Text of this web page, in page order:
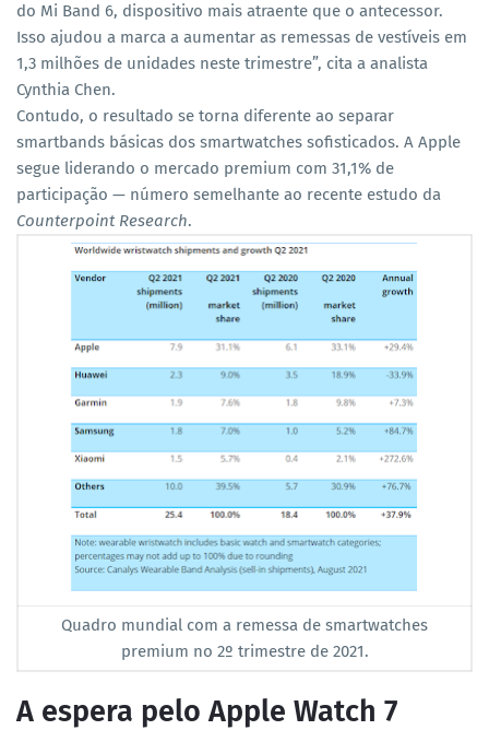
do Mi Band 6, dispositivo mais atraente que o antecessor.
Isso ajudou a marca a aumentar as remessas de vestíveis em
1,3 milhões de unidades neste trimestre”, cita a analista
Cynthia Chen.
Contudo, o resultado se torna diferente ao separar
smartbands básicas dos smartwatches sofisticados. A Apple
segue liderando o mercado premium com 31,1% de
participação — número semelhante ao recente estudo da
Counterpoint Research.
Quadro mundial com a remessa de smartwatches
premium no 2º trimestre de 2021.
A espera pelo Apple Watch 7